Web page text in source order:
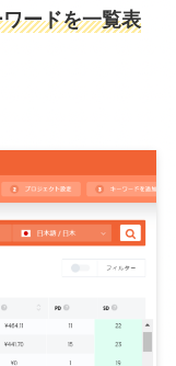
ードを一覧表